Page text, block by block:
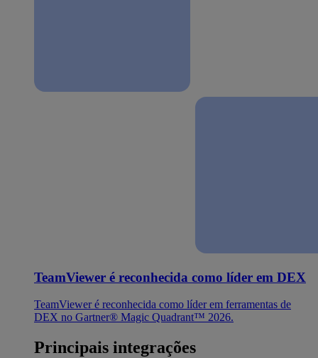
TeamViewer é reconhecida como líder em DEX
TeamViewer é reconhecida como líder em ferramentas de
DEX no Gartner® Magic Quadrant™ 2026.
Principais integrações